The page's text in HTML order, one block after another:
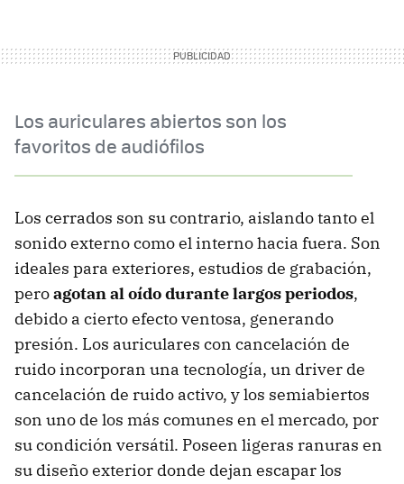
Los auriculares abiertos son los
favoritos de audiófilos
Los cerrados son su contrario, aislando tanto el
sonido externo como el interno hacia fuera. Son
ideales para exteriores, estudios de grabación,
peroagotan al oído durante largos periodos,
debido a cierto efecto ventosa, generando
presión. Los auriculares con cancelación de
ruido incorporan una tecnología, un driver de
cancelación de ruido activo, y los semiabiertos
son uno de los más comunes en el mercado, por
su condición versátil. Poseen ligeras ranuras en
su diseño exterior donde dejan escapar los